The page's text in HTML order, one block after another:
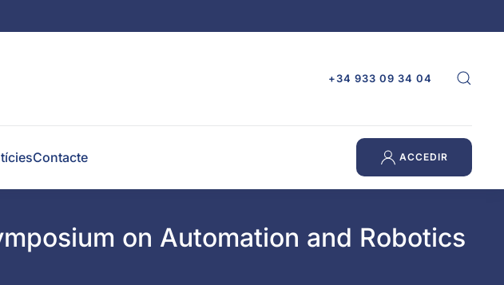
+34 933 09 34 04
Contacte ACCEDIR
on Automation and Robotics